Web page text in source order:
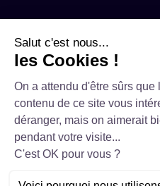
THATMUCH
Politique de
Conditions